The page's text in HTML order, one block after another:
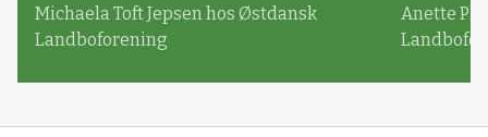
Michaela Toft Jepsen hos Østdansk
Landboforening
Anette